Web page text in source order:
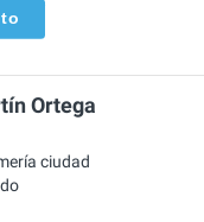
Ortega
ciudad